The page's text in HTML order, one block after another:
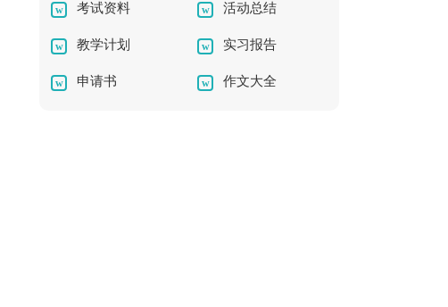
篇
结3篇 篇
考试资料 活动总结
教学计划 实习报告
申请书 作文大全